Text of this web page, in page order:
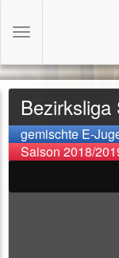
gemischte E-
Saison 2018/
Toggle